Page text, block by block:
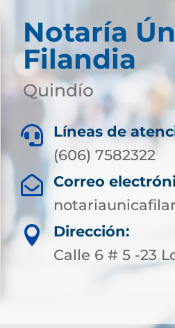
Notaría
Filandia
Quindío

Líneas de
(606) 7582322

Correo

Dirección:
Calle 6 # 5 -23